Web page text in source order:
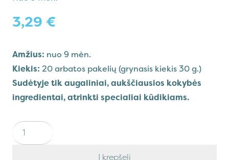
3,29 €
Amžius: nuo 9 mėn.
Kiekis: 20 arbatos pakelių (grynasis kiekis 30 g.)
Sudėtyje tik augaliniai, aukščiausios kokybės
ingredientai, atrinkti specialiai kūdikiams.
produkto
kiekis:
Į krepšelį